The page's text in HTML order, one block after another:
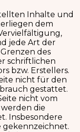
Inhalte und
dem
jede Art der
des
schriftlichen
bzw. Erstellers.
nicht für den
gestattet.
nicht vom
die
Insbesondere
gekennzeichnet.